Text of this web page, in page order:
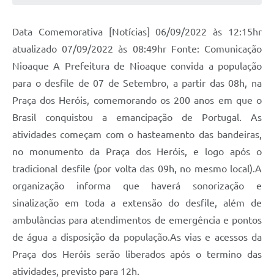
Data Comemorativa [Notícias] 06/09/2022 às 12:15hr
atualizado 07/09/2022 às 08:49hr Fonte: Comunicação
Nioaque A Prefeitura de Nioaque convida a população
para o desfile de 07 de Setembro, a partir das 08h, na
Praça dos Heróis, comemorando os 200 anos em que o
Brasil conquistou a emancipação de Portugal. As
atividades começam com o hasteamento das bandeiras,
no monumento da Praça dos Heróis, e logo após o
tradicional desfile (por volta das 09h, no mesmo local).A
organização informa que haverá sonorização e
sinalização em toda a extensão do desfile, além de
ambulâncias para atendimentos de emergência e pontos
de água a disposição da população.As vias e acessos da
Praça dos Heróis serão liberados após o termino das
atividades, previsto para 12h.